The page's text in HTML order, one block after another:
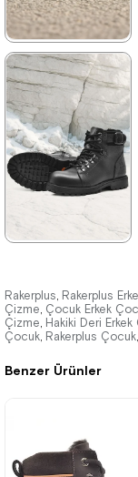
★ ★ ★ ★
2.049,90 TRY
3.519,90 TRY
%42İndirim
Ücretsiz
Kargo
2.259,90 TRY
3.879,90 TRY
Benzer Ürünler
Rakerplus, Rakerplus
Çizme, Çocuk Erkek
Çizme, Hakiki Deri
Çocuk, Rakerplus Çocuk,